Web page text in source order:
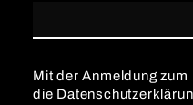
Mit der Anmeldung
die